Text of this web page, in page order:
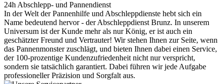
24h Abschlepp- und Pannendienst
In der Welt der Pannenhilfe und Abschleppdienste hebt sich ein
Name bedeutend hervor - der Abschleppdienst Brunz. In unserem
Universum ist der Kunde mehr als nur König, er ist auch ein
geschätzter Freund und Vertrauter! Wir stehen Ihnen zur Seite, wenn
das Pannenmonster zuschlägt, und bieten Ihnen dabei einen Service,
der 100-prozentige Kundenzufriedenheit nicht nur verspricht,
sondern sie tatsächlich garantiert. Dabei führen wir jede Aufgabe
professioneller Präzision und Sorgfalt aus.